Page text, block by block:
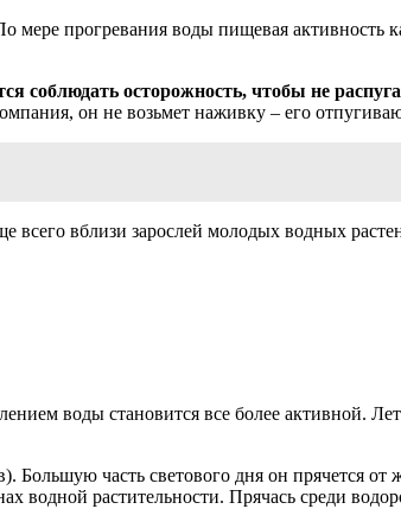
прогревания воды пищевая активность
соблюдать осторожность, чтобы не
он не возьмет наживку – его
всего вблизи зарослей молодых водных
воды становится все более активной.
Большую часть светового дня он прячется
водной растительности. Прячась среди